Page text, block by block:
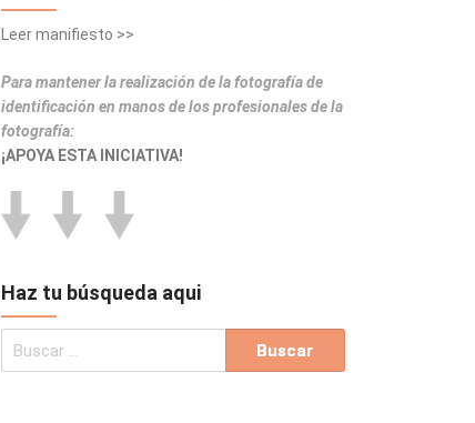
Leer manifiesto >>
Para mantener la realización de la fotografía de
identificación en manos de los profesionales de la
fotografía:
¡APOYA ESTA INICIATIVA!
Haz tu búsqueda aqui